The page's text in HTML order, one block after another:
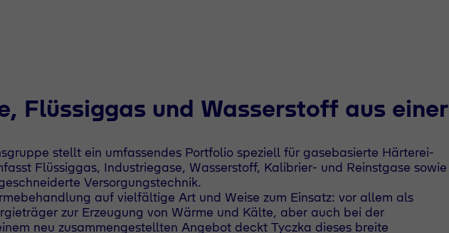
Flüssiggas und Wasserstoff aus einer
stellt ein umfassendes Portfolio speziell für gasebasierte Härterei-
Flüssiggas, Industriegase, Wasserstoff, Kalibrier- und Reinstgase sowie
Versorgungstechnik.
auf vielfältige Art und Weise zum Einsatz: vor allem als
zur Erzeugung von Wärme und Kälte, aber auch bei der
neu zusammengestellten Angebot deckt Tyczka dieses breite